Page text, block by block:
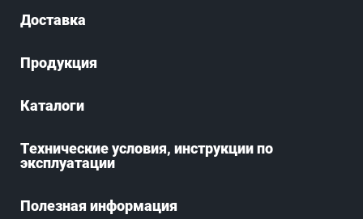
Доставка
Продукция
Каталоги
Технические условия, инструкции по
эксплуатации
Полезная информация